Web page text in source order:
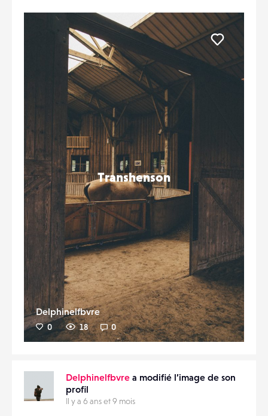
Transhenson
Delphinelfbvre
0 18 0
Delphinelfbvre a modifié l’image de son
profil
Il y a 6 ans et 9 mois